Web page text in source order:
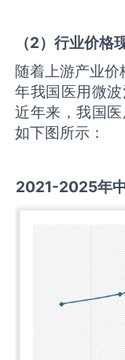
（2）行业价格
随着上游产业
年我国医用微波
近年来，我国
如下图所示：
2021-2025年